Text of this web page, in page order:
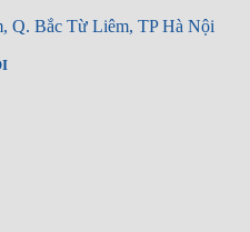
Bắc Từ Liêm, TP Hà Nội